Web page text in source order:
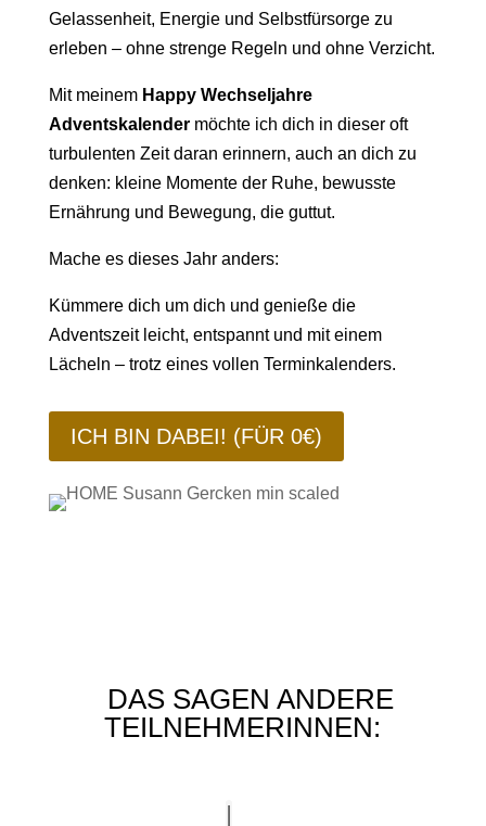
Gelassenheit, Energie und Selbstfürsorge zu
erleben – ohne strenge Regeln und ohne Verzicht.
Mit meinem Happy Wechseljahre
Adventskalendermöchte ich dich in dieser oft
turbulenten Zeit daran erinnern, auch an dich zu
denken: kleine Momente der Ruhe, bewusste
Ernährung und Bewegung, die guttut.
Mache es dieses Jahr anders:
Kümmere dich um dich und genieße die
Adventszeit leicht, entspannt und mit einem
Lächeln – trotz eines vollen Terminkalenders.
ICH BIN DABEI! (FÜR 0€)
DAS SAGEN ANDERE
TEILNEHMERINNEN: